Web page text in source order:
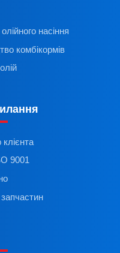
насіння
комбікормів
9001
запчастин